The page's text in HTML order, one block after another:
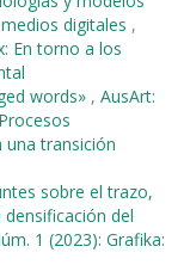
digitales ,
En torno a los
words» , AusArt:
una transición
sobre el trazo,
del
1 (2023): Grafika: